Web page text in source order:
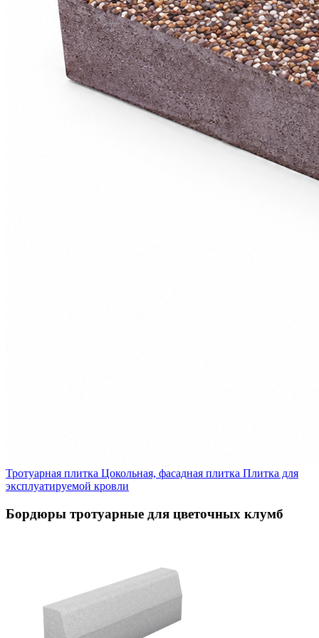
Тротуарная плитка Цокольная, фасадная плитка Плитка для
эксплуатируемой кровли
Бордюры тротуарные для цветочных клумб